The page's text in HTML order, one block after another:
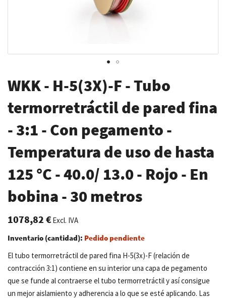
al
comienzo
de
galería
de
WKK - H-5(3X)-F - Tubo
termorretráctil de pared fina
- 3:1 - Con pegamento -
Temperatura de uso de hasta
125 °C - 40.0/ 13.0 - Rojo - En
bobina - 30 metros
1078,82 €Excl. IVA
Inventario (cantidad): Pedido pendiente
El tubo termorretráctil de pared fina H-5(3x)-F (relación de
contracción 3:1) contiene en su interior una capa de pegamento
que se funde al contraerse el tubo termorretráctil y así consigue
un mejor aislamiento y adherencia a lo que se esté aplicando. Las